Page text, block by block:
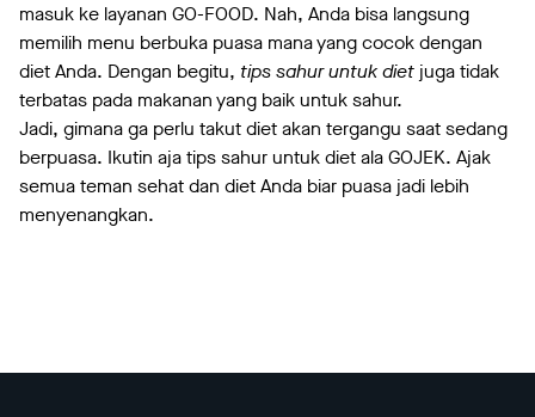
masuk ke layanan GO-FOOD. Nah, Anda bisa langsung
memilih menu berbuka puasa mana yang cocok dengan
diet Anda. Dengan begitu, tips sahur untuk diet juga tidak
terbatas pada makanan yang baik untuk sahur.
Jadi, gimana ga perlu takut diet akan tergangu saat sedang
berpuasa. Ikutin aja tips sahur untuk diet ala GOJEK. Ajak
semua teman sehat dan diet Anda biar puasa jadi lebih
menyenangkan.